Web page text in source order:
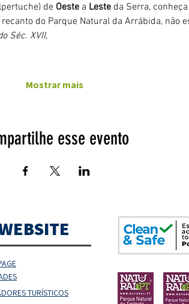
de Oeste a Leste da Serra,
do Parque Natural da Arrábida, não
Séc. XVII,
Mostrar mais
esse evento
TURÍSTICOS